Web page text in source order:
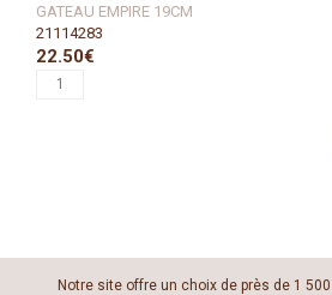
GATEAU EMPIRE 19CM
21114283
22.50€
Notre site offre un choix de près de 1